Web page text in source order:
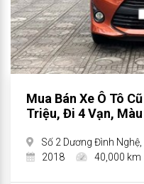
Mua Bán Xe Ô Tô
Triệu, Đi 4 Vạn,
Số 2 Dương Đình
2018
40,000 km